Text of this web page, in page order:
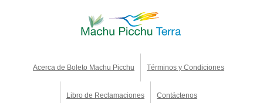
Acerca de Boleto Machu Picchu Términos y Condiciones
Libro de Reclamaciones Contáctenos